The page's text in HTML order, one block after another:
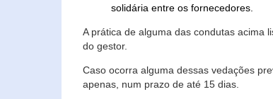
solidária entre os fornecedores.
A prática de alguma das condutas acima
do gestor.
Caso ocorra alguma dessas vedações
apenas, num prazo de até 15 dias.